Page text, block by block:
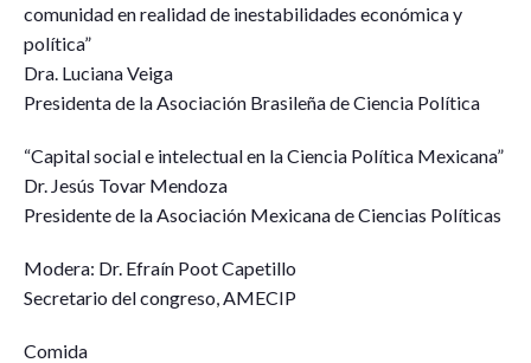
comunidad en realidad de inestabilidades económica y
política”
Dra. Luciana Veiga
Presidenta de la Asociación Brasileña de Ciencia Política
“Capital social e intelectual en la Ciencia Política Mexicana”
Dr. Jesús Tovar Mendoza
Presidente de la Asociación Mexicana de Ciencias Políticas
Modera: Dr. Efraín Poot Capetillo
Secretario del congreso, AMECIP
Comida